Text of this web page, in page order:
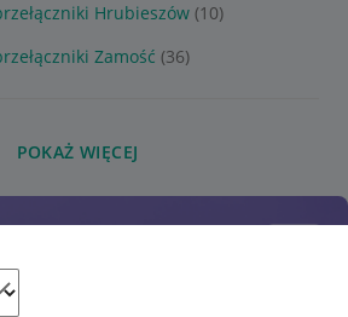
Hrubieszów (10)
Zamość (36)
POKAŻ WIĘCEJ